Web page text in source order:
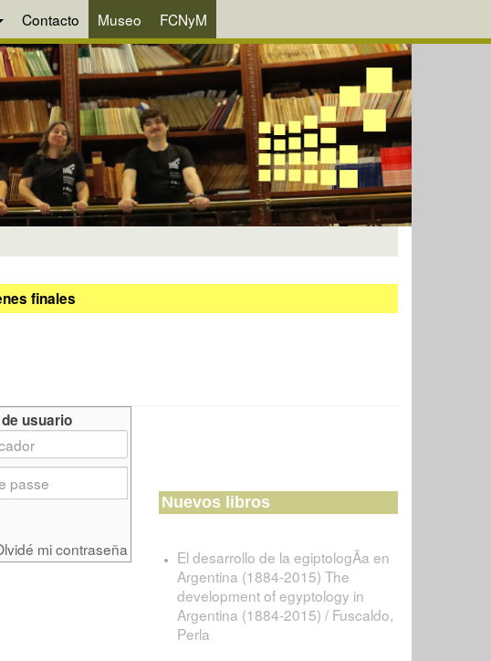
Contacto Museo FCNyM
finales
usuario
mi contraseña
Nuevos libros
El desarrollo de la egiptologÃ­a en
Argentina (1884-2015) The
development of egyptology in
Argentina (1884-2015) / Fuscaldo,
Perla